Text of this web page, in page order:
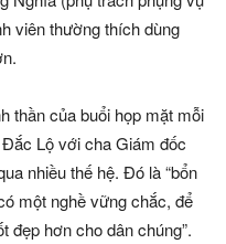
viên thường thích dùng
thần của buổi họp mặt mỗi
Lộ với cha Giám đốc
nhiều thế hệ. Đó là “bổn
một nghề vững chắc, để
đẹp hơn cho dân chúng”.